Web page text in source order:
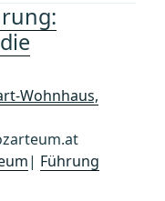
Wohnhaus,
| Führung